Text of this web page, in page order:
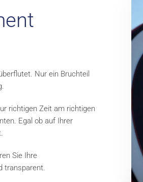
Nur ein Bruchteil
richtigen Zeit am richtigen
Egal ob auf Ihrer
Sie Ihre
transparent.